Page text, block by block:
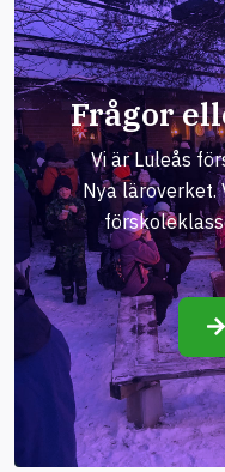
Frågor
Vi är Luleås
Nya läroverket.